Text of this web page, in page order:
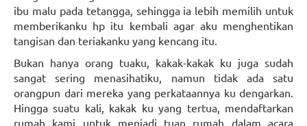
ibu malu pada tetangga, sehingga ia lebih memilih untuk
memberikanku hp itu kembali agar aku menghentikan
tangisan dan teriakanku yang kencang itu.
Bukan hanya orang tuaku, kakak-kakak ku juga sudah
sangat sering menasihatiku, namun tidak ada satu
orangpun dari mereka yang perkataannya ku dengarkan.
Hingga suatu kali, kakak ku yang tertua, mendaftarkan
rumah kami untuk menjadi tuan rumah dalam acara